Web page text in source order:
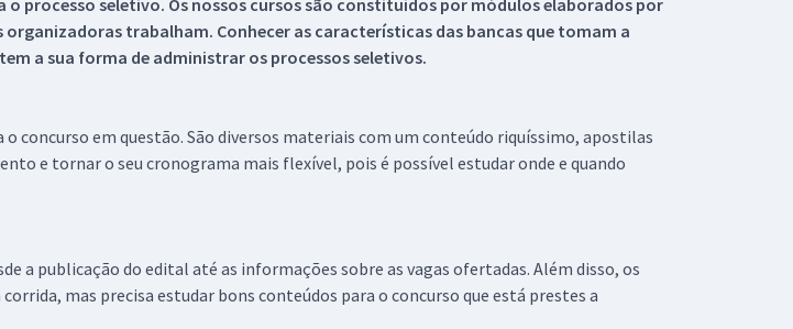
processo seletivo. Os nossos cursos são constituídos por módulos elaborados por
trabalham. Conhecer as características das bancas que tomam a
a sua forma de administrar os processos seletivos.
concurso em questão. São diversos materiais com um conteúdo riquíssimo, apostilas
e tornar o seu cronograma mais flexível, pois é possível estudar onde e quando
a publicação do edital até as informações sobre as vagas ofertadas. Além disso, os
mas precisa estudar bons conteúdos para o concurso que está prestes a